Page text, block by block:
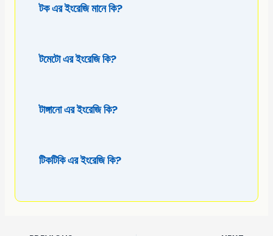
টক এর ইংরেজি মানে কি?
টমেটো এর ইংরেজি কি?
টাঙ্গানো এর ইংরেজি কি?
টিকটিকি এর ইংরেজি কি?